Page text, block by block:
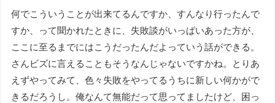
何でこういうことが出来てるんですか、すんなり行ったんで
すか、って聞かれたときに、失敗談がいっぱいあった方が、
ここに至るまでにはこうだったんだよっていう話ができる。
さんビズに言えることもそうなんじゃないですかね。とりあ
えずやってみて、色々失敗をやってるうちに新しい何かがで
きるだろうし。俺なんて無能だって思ってましたけど、困っ